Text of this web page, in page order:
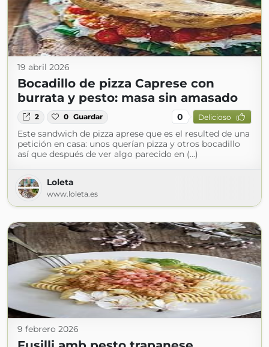
19 abril 2026
Bocadillo de pizza Caprese con
burrata y pesto: masa sin amasado
2 0 Guardar 0 Delicioso
Este sandwich de pizza aprese que es el resulted de una
petición en casa: unos querían pizza y otros bocadillo
así que después de ver algo parecido en (...)
Loleta
www.loleta.es
9 febrero 2026